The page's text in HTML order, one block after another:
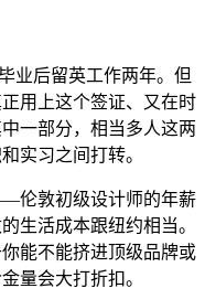
业后留英工作两年。但
用上这个签证、又在时
一部分，相当多人这两
实习之间打转。
伦敦初级设计师的年薪
生活成本跟纽约相当。
能不能挤进顶级品牌或
量会大打折扣。